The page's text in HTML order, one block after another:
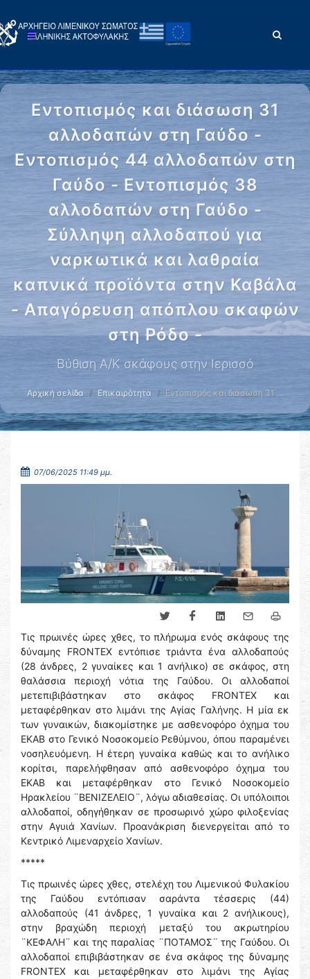
Εντοπισμός και διάσωση 31
αλλοδαπών στη Γαύδο -
Εντοπισμός 44 αλλοδαπών στη
Γαύδο - Εντοπισμός 38
αλλοδαπών στη Γαύδο -
Σύλληψη αλλοδαπού για
ναρκωτικά και λαθραία
καπνικά προϊόντα στην Καβάλα
- Απαγόρευση απόπλου σκαφών
στη Ρόδο -
Βύθιση Α/Κ σκάφους στην Ιερισσό
Αρχική σελίδα Επικαιρότητα Εντοπισμός και διάσωση 31 …
07/06/2025 11:49 μμ.
Τις πρωινές ώρες χθες, το πλήρωμα ενός σκάφους της
δύναμης FRONTEX εντόπισε τριάντα ένα αλλοδαπούς
(28 άνδρες, 2 γυναίκες και 1 ανήλικο) σε σκάφος, στη
θαλάσσια περιοχή νότια της Γαύδου. Οι αλλοδαποί
μετεπιβιβάστηκαν στο σκάφος FRONTEX και
μεταφέρθηκαν στο λιμάνι της Αγίας Γαλήνης. Η μία εκ
των γυναικών, διακομίστηκε με ασθενοφόρο όχημα του
ΕΚΑΒ στο Γενικό Νοσοκομείο Ρεθύμνου, όπου παραμένει
νοσηλευόμενη. Η έτερη γυναίκα καθώς και το ανήλικο
κορίτσι, παρελήφθησαν από ασθενοφόρο όχημα του
ΕΚΑΒ και μεταφέρθηκαν στο Γενικό Νοσοκομείο
Ηρακλείου ¨ΒΕΝΙΖΕΛΕΙΟ¨, λόγω αδιαθεσίας. Οι υπόλοιποι
αλλοδαποί, οδηγήθηκαν σε προσωρινό χώρο φιλοξενίας
στην Αγυιά Χανίων. Προανάκριση διενεργείται από το
Κεντρικό Λιμεναρχείο Χανίων.
*****
Τις πρωινές ώρες χθες, στελέχη του Λιμενικού Φυλακίου
της Γαύδου εντόπισαν σαράντα τέσσερις (44)
αλλοδαπούς (41 άνδρες, 1 γυναίκα και 2 ανήλικους),
στην βραχώδη περιοχή μεταξύ του ακρωτηρίου
¨ΚΕΦΑΛΗ¨ και της παραλίας ¨ΠΟΤΑΜΟΣ¨ της Γαύδου. Οι
αλλοδαποί επιβιβάστηκαν σε ένα σκάφος της δύναμης
FRONTEX και μεταφέρθηκαν στο λιμάνι της Αγίας